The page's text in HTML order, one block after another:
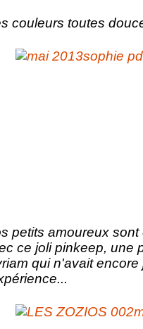
couleurs toutes
petits amoureux sont
ce joli pinkeep, une
qui n'avait encore